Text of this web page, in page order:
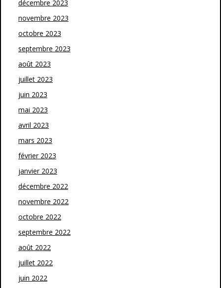
décembre 2023
novembre 2023
octobre 2023
septembre 2023
août 2023
juillet 2023
juin 2023
mai 2023
avril 2023
mars 2023
février 2023
janvier 2023
décembre 2022
novembre 2022
octobre 2022
septembre 2022
août 2022
juillet 2022
juin 2022